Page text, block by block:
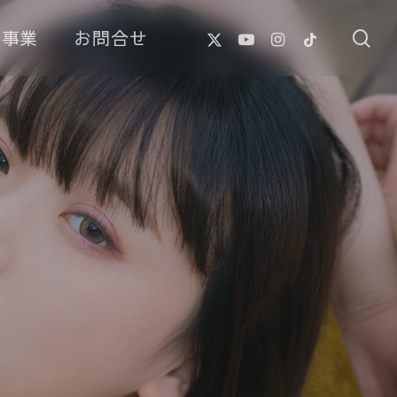
業 お問合せ
X-
Twitter
YoutubeInstagram
Tiktok